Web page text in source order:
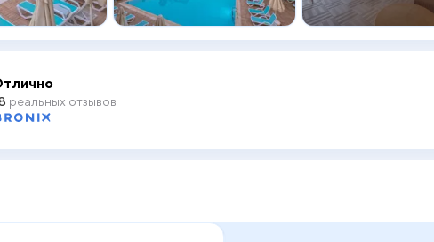
реальных отзывов